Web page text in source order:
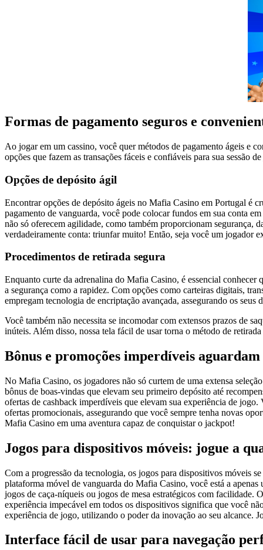
Formas de pagamento seguros e
Ao jogar em um cassino, você quer métodos de pagamento ágeis e
opções que fazem as transações fáceis e confiáveis para sua sessão
Opções de depósito ágil
Encontrar opções de depósito ágeis no Mafia Casino em Portugal é
pagamento de vanguarda, você pode colocar fundos em sua conta
não só oferecem agilidade, como também proporcionam segurança,
verdadeiramente conta: triunfar muito! Então, seja você um jogador
Procedimentos de retirada segura
Enquanto curte da adrenalina do Mafia Casino, é essencial
a segurança como a rapidez. Com opções como carteiras digitais,
empregam tecnologia de encriptação avançada, assegurando os seus
Você também não necessita se incomodar com extensos prazos de
inúteis. Além disso, nossa tela fácil de usar torna o método de
Bônus e promoções imperdíveis
No Mafia Casino, os jogadores não só curtem de uma extensa
bônus de boas-vindas que elevam seu primeiro depósito até
ofertas de cashback imperdíveis que elevam sua experiência de
ofertas promocionais, assegurando que você sempre tenha novas
Mafia Casino em uma aventura capaz de conquistar o jackpot!
Jogos para dispositivos móveis: jogue a
Com a progressão da tecnologia, os jogos para dispositivos móveis
plataforma móvel de vanguarda do Mafia Casino, você está a
jogos de caça-níqueis ou jogos de mesa estratégicos com facilidade.
experiência impecável em todos os dispositivos significa que você
experiência de jogo, utilizando o poder da inovação ao seu alcance.
Interface fácil de usar para navegação